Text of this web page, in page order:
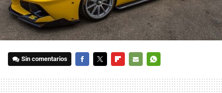
Sin comentarios
MAIL